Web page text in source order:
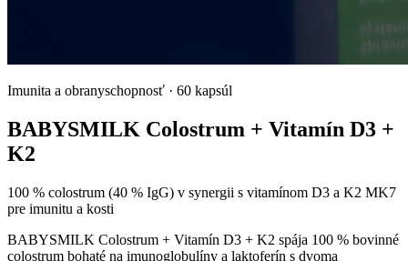
Imunita a obranyschopnosť · 60 kapsúl
BABYSMILK Colostrum + Vitamín D3 +
K2
100 % colostrum (40 % IgG) v synergii s vitamínom D3 a K2 MK7
pre imunitu a kosti
BABYSMILK Colostrum + Vitamín D3 + K2 spája 100 % bovinné
colostrum bohaté na imunoglobulíny a laktoferín s dvoma